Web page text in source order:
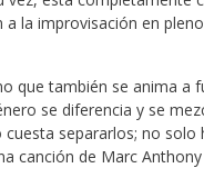
la improvisación en
que también se anima
se diferencia y se
separarlos; no
canción de Marc